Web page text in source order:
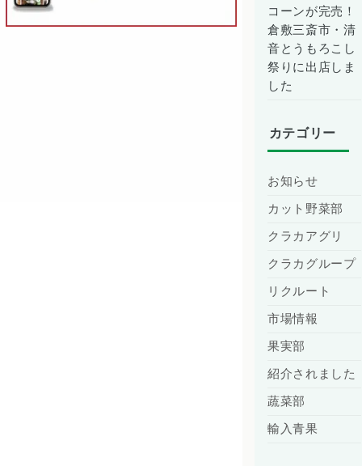
コーンが完売！
倉敷三斎市・清
音とうもろこし
祭りに出店しま
した
カテゴリー
お知らせ
カット野菜部
クラカアグリ
クラカグループ
リクルート
市場情報
果実部
紹介されました
蔬菜部
輸入青果